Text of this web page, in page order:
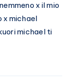
x il mio
x michael
michael ti